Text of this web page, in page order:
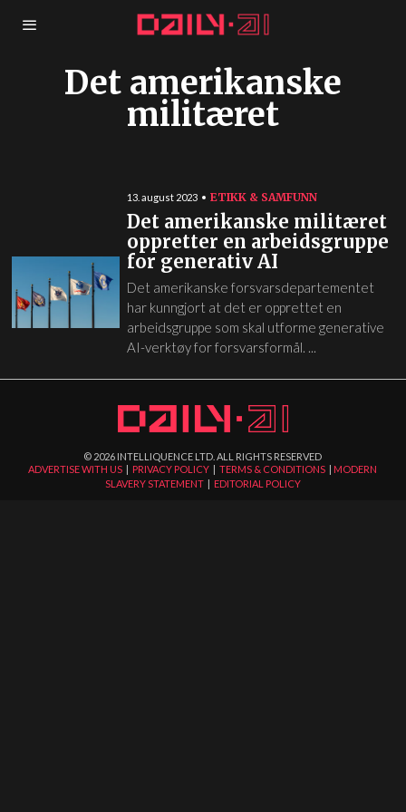
Det amerikanske
militæret
13. august 2023 ETIKK & SAMFUNN
Det amerikanske militæret
oppretter en arbeidsgruppe
for generativ AI
Det amerikanske forsvarsdepartementet
har kunngjort at det er opprettet en
arbeidsgruppe som skal utforme generative
AI-verktøy for forsvarsformål. ...
© 2026 INTELLIQUENCE LTD. ALL RIGHTS RESERVED
ADVERTISE WITH US | PRIVACY POLICY |TERMS & CONDITIONS | MODERN
SLAVERY STATEMENT| EDITORIAL POLICY